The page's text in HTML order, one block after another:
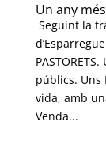
Un any
Seguint la
públics. Uns
vida, amb
Venda...